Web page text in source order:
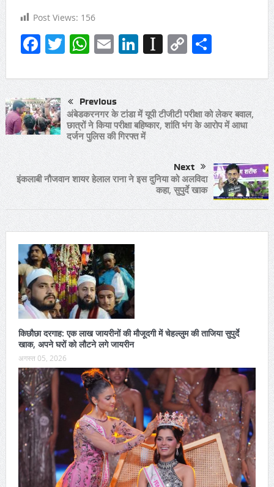
Post Views: 156
Facebook
Twitter
WhatsApp
EmailLinkedIn
Instapaper
CopyShare
Previous
अंबेडकरनगर के टांडा में यूपी टीजीटी परीक्षा को लेकर बवाल,
छात्रों ने किया परीक्षा बहिष्कार, शांति भंग के आरोप में आधा
दर्जन पुलिस की गिरफ्त में
Next
इंकलाबी नौजवान शायर हेलाल राना ने इस दुनिया को अलविदा
कहा, सुपुर्दे खाक
किछौछा दरगाह: एक लाख जायरीनों की मौजूदगी में चेहल्लुम की ताजिया सुपुर्दे
खाक, अपने घरों को लौटने लगे जायरीन
अगस्त 05, 2026